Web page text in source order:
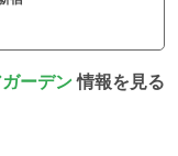
ーデン情報を見る